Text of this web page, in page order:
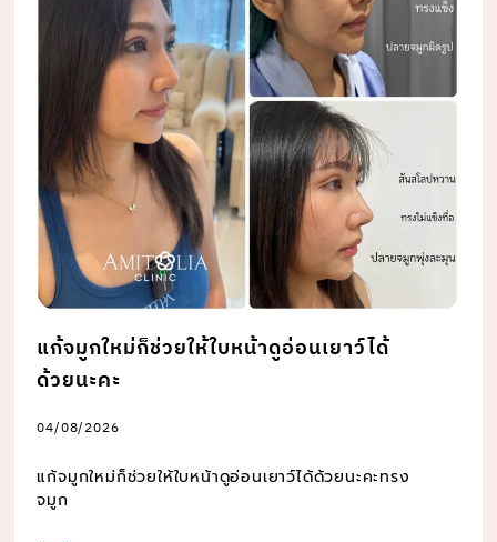
แก้จมูกใหม่ก็ช่วยให้ใบหน้าดูอ่อนเยาว์ได้
ด้วยนะคะ
04/08/2026
แก้จมูกใหม่ก็ช่วยให้ใบหน้าดูอ่อนเยาว์ได้ด้วยนะคะทรง
จมูก